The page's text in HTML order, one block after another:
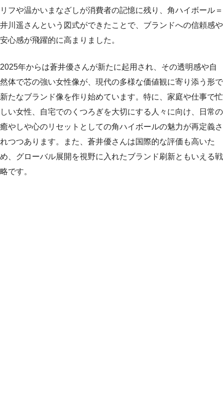
リフや温かいまなざしが消費者の記憶に残り、角ハイボール＝
井川遥さんという図式ができたことで、ブランドへの信頼感や
安心感が飛躍的に高まりました。
2025年からは蒼井優さんが新たに起用され、その透明感や自
然体で芯の強い女性像が、現代の多様な価値観に寄り添う形で
新たなブランド像を作り始めています。特に、家庭や仕事で忙
しい女性、自宅でのくつろぎを大切にする人々に向け、日常の
癒やしや心のリセットとしての角ハイボールの魅力が再定義さ
れつつあります。また、蒼井優さんは国際的な評価も高いた
め、グローバル展開を視野に入れたブランド刷新ともいえる戦
略です。